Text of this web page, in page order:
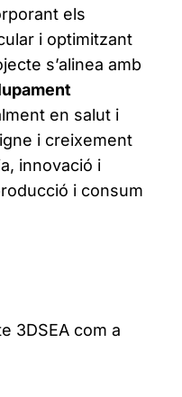
els
i optimitzant
s’alinea amb
en salut i
i creixement
innovació i
i consum
3DSEA com a